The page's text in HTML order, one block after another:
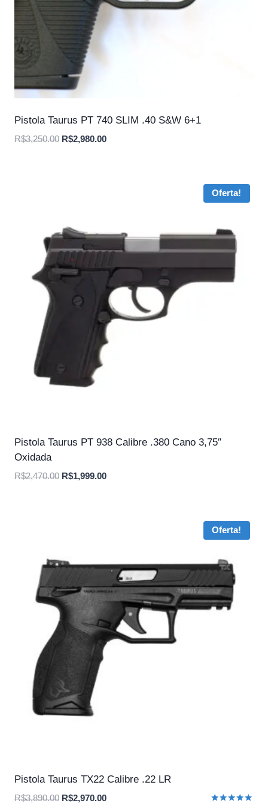
Pistola Taurus PT 740 SLIM .40 S&W 6+1
R$3,250.00 O
R$2,980.00O
Oferta!
Pistola Taurus PT 938 Calibre .380 Cano 3,75″
Oxidada
R$2,470.00 O
R$1,999.00O
Oferta!
Pistola Taurus TX22 Calibre .22 LR
R$3,890.00 O
R$2,970.00O